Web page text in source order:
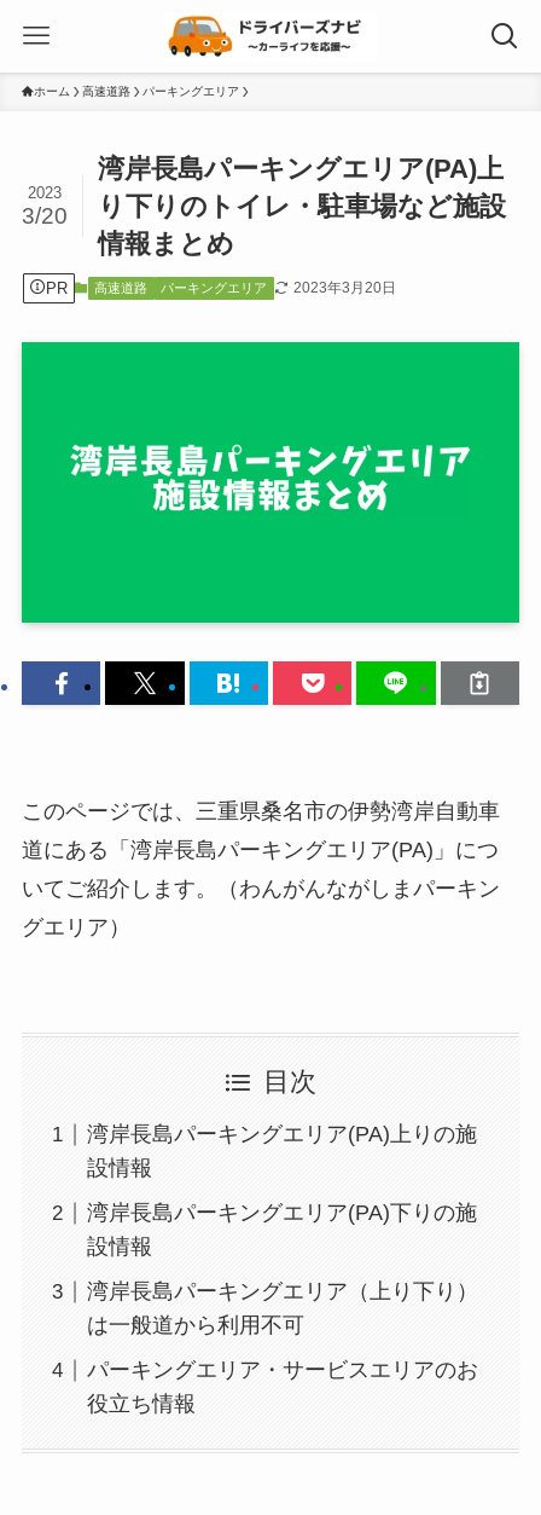
ホーム 高速道路 パーキングエリア
湾岸長島パーキングエリア(PA)上
り下りのトイレ・駐車場など施設
情報まとめ
2023
3/20
PR 高速道路 パーキングエリア 2023年3月20日
このページでは、三重県桑名市の伊勢湾岸自動車
道にある「湾岸長島パーキングエリア(PA)」につ
いてご紹介します。（わんがんながしまパーキン
グエリア）
目次
湾岸長島パーキングエリア(PA)上りの施
設情報
湾岸長島パーキングエリア(PA)下りの施
設情報
湾岸長島パーキングエリア（上り下り）
は一般道から利用不可
パーキングエリア・サービスエリアのお
役立ち情報